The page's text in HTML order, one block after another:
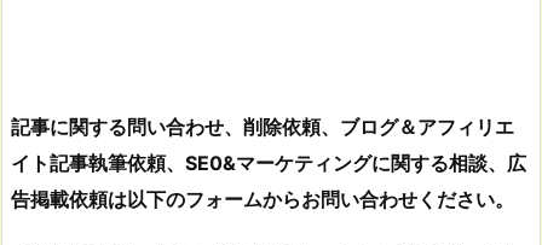
記事に関する問い合わせ、削除依頼、ブログ＆アフィリエ
イト記事執筆依頼、SE0&マーケティングに関する相談、広
告掲載依頼は以下のフォームからお問い合わせください。